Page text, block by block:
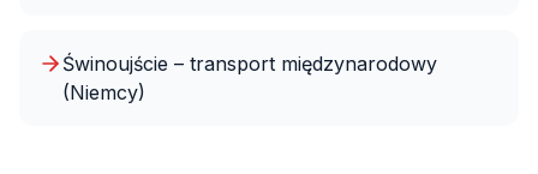
Świnoujście – transport międzynarodowy
(Niemcy)